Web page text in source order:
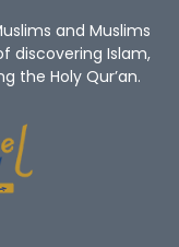
and Muslims
discovering Islam,
the Holy Qur’an.